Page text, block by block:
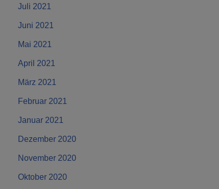
Juli 2021
Juni 2021
Mai 2021
April 2021
März 2021
Februar 2021
Januar 2021
Dezember 2020
November 2020
Oktober 2020